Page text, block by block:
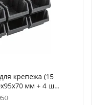
крепежа (15
мм + 4 шт.
65701М